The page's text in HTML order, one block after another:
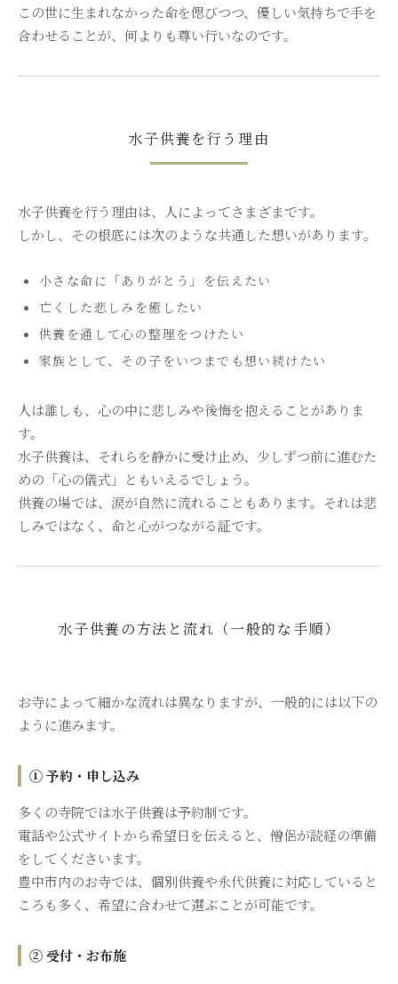
この世に生まれなかった命を偲びつつ、優しい気持ちで手を
合わせることが、何よりも尊い行いなのです。
水子供養を行う理由
水子供養を行う理由は、人によってさまざまです。
しかし、その根底には次のような共通した想いがあります。
小さな命に「ありがとう」を伝えたい
亡くした悲しみを癒したい
供養を通して心の整理をつけたい
家族として、その子をいつまでも想い続けたい
人は誰しも、心の中に悲しみや後悔を抱えることがありま
す。
水子供養は、それらを静かに受け止め、少しずつ前に進むた
めの「心の儀式」ともいえるでしょう。
供養の場では、涙が自然に流れることもあります。それは悲
しみではなく、命と心がつながる証です。
水子供養の方法と流れ（一般的な手順）
お寺によって細かな流れは異なりますが、一般的には以下の
ように進みます。
① 予約・申し込み
多くの寺院では水子供養は予約制です。
電話や公式サイトから希望日を伝えると、僧侶が読経の準備
をしてくださいます。
豊中市内のお寺では、個別供養や永代供養に対応していると
ころも多く、希望に合わせて選ぶことが可能です。
② 受付・お布施